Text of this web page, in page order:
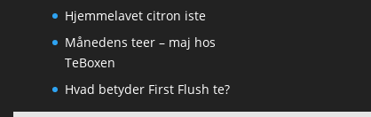
Hjemmelavet citron iste
Månedens teer – maj hos
TeBoxen
Hvad betyder First Flush te?